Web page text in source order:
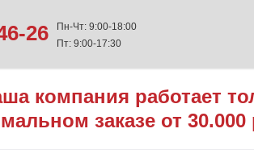
26
Пн-Чт: 9:00-18:00
Пт: 9:00-17:30
компания работает
заказе от 30.000